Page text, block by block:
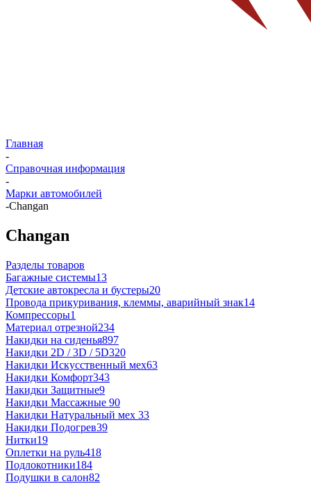
Главная
-
Справочная информация
-
Марки автомобилей
-Changan
Changan
Разделы товаров
Багажные системы13
Детские автокресла и бустеры20
Провода прикуривания, клеммы, аварийный знак14
Компрессоры1
Материал отрезной234
Накидки на сиденья897
Накидки 2D / 3D / 5D320
Накидки Искусственный мех63
Накидки Комфорт343
Накидки Защитные9
Накидки Массажные 90
Накидки Натуральный мех 33
Накидки Подогрев39
Нитки19
Оплетки на руль418
Подлокотники184
Подушки в салон82